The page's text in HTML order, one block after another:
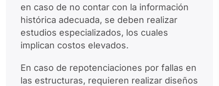
en caso de no contar con la información
histórica adecuada, se deben realizar
estudios especializados, los cuales
implican costos elevados.
En caso de repotenciaciones por fallas en
las estructuras, requieren realizar diseños